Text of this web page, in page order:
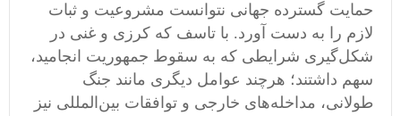
حمایت گسترده جهانی نتوانست مشروعیت و ثبات
لازم را به دست آورد. با تاسف که کرزی و غنی در
شکل‌گیری شرایطی که به سقوط جمهوریت انجامید،
سهم داشتند؛ هرچند عوامل دیگری مانند جنگ
طولانی، مداخله‌های خارجی و توافقات بین‌المللی نیز